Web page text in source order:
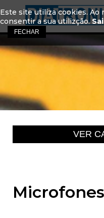
Microfones
Este site utiliza cookies. Ao
consentir a sua utilizção.